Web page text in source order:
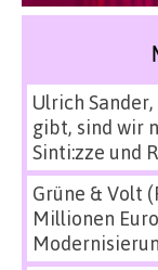
Ulrich Sander,
gibt, sind wir
Sinti:zze und
Grüne & Volt
Millionen